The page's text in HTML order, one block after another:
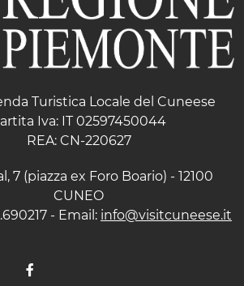
Turistica Locale del Cuneese
Iva: IT 02597450044
REA: CN-220627
7 (piazza ex Foro Boario) - 12100
CUNEO
- Email: info@visitcuneese.it